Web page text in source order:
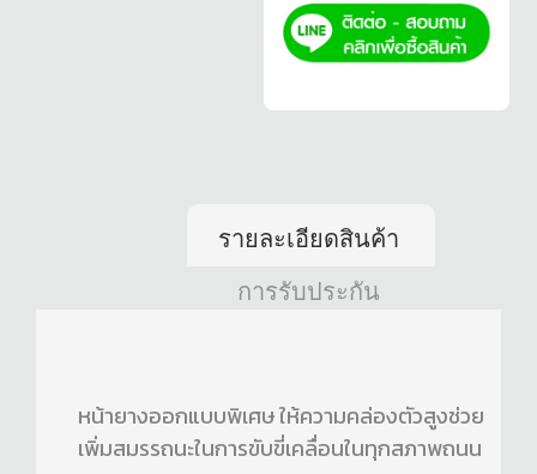
รายละเอียดสินค้า
การรับประกัน
หน้ายางออกแบบพิเศษ ให้ความคล่องตัวสูงช่วย
เพิ่มสมรรถนะในการขับขี่เคลื่อนในทุกสภาพถนน